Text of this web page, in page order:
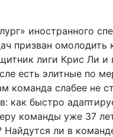
иностранного
призван
лиги Крис Ли
есть элитные по
команда слабее не
как быстро
команды уже 37
Найдутся ли в